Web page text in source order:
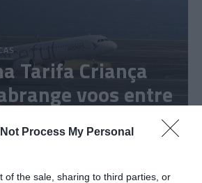
Process My Personal
of the sale, sharing to third parties, or
Tarifa Criança
voos entre